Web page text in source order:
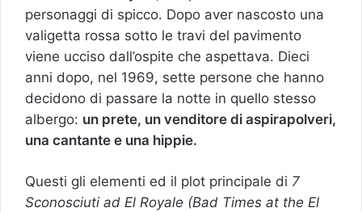
personaggi di spicco. Dopo aver nascosto una
valigetta rossa sotto le travi del pavimento
viene ucciso dall’ospite che aspettava. Dieci
anni dopo, nel 1969, sette persone che hanno
decidono di passare la notte in quello stesso
albergo: un prete, un venditore di aspirapolveri,
una cantante e una hippie.
Questi gli elementi ed il plot principale di 7
Sconosciuti ad El Royale (Bad Times at the El